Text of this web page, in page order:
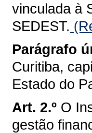
vinculada à
SEDEST.
Parágrafo
Curitiba,
Estado do
Art. 2.º O
gestão